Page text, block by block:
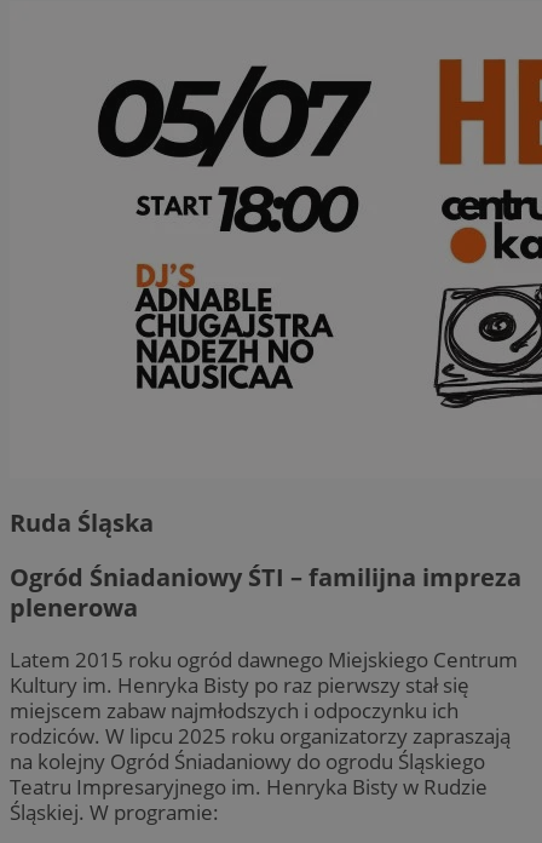
Ruda Śląska
Ogród Śniadaniowy ŚTI – familijna impreza
plenerowa
Latem 2015 roku ogród dawnego Miejskiego Centrum
Kultury im. Henryka Bisty po raz pierwszy stał się
miejscem zabaw najmłodszych i odpoczynku ich
rodziców. W lipcu 2025 roku organizatorzy zapraszają
na kolejny Ogród Śniadaniowy do ogrodu Śląskiego
Teatru Impresaryjnego im. Henryka Bisty w Rudzie
Śląskiej. W programie: